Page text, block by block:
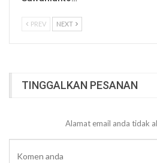
PREV NEXT
TINGGALKAN PESANAN
Alamat email anda tidak